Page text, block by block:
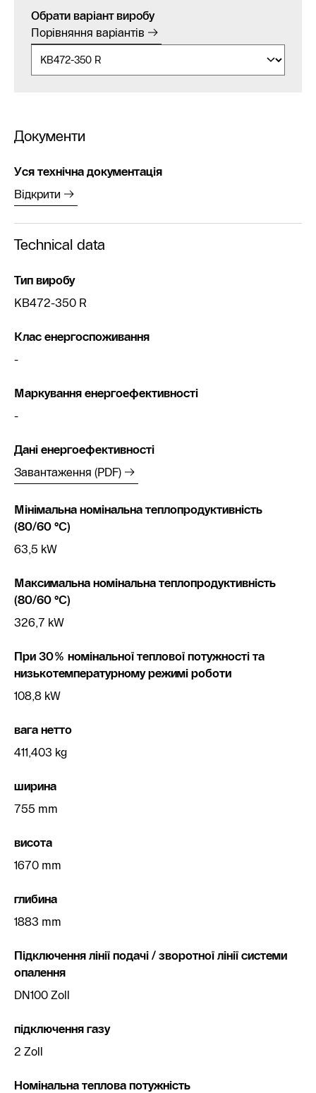
Обрати варіант виробу
Порівняння варіантів
Документи
Уся технічна документація
Відкрити
Technical data
Тип виробу
KB472-350 R
Клас енергоспоживання
-
Маркування енергоефективності
-
Дані енергоефективності
Завантаження (PDF)
Мінімальна номінальна теплопродуктивність
(80/60 °C)
63,5 kW
Максимальна номінальна теплопродуктивність
(80/60 °C)
326,7 kW
При 30% номінальної теплової потужності та
низькотемпературному режимі роботи
108,8 kW
вага нетто
411,403 kg
ширина
755 mm
висота
1670 mm
глибина
1883 mm
Підключення лінії подачі / зворотної лінії системи
опалення
DN100 Zoll
підключення газу
2 Zoll
Номінальна теплова потужність